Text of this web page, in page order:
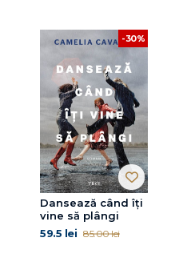
-30%
Dansează când îți
vine să plângi
59.5 lei 85.00 lei